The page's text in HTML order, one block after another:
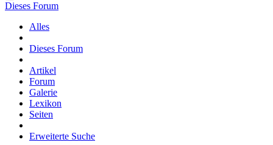
Dieses Forum
Alles
Dieses Forum
Artikel
Forum
Galerie
Lexikon
Seiten
Erweiterte Suche